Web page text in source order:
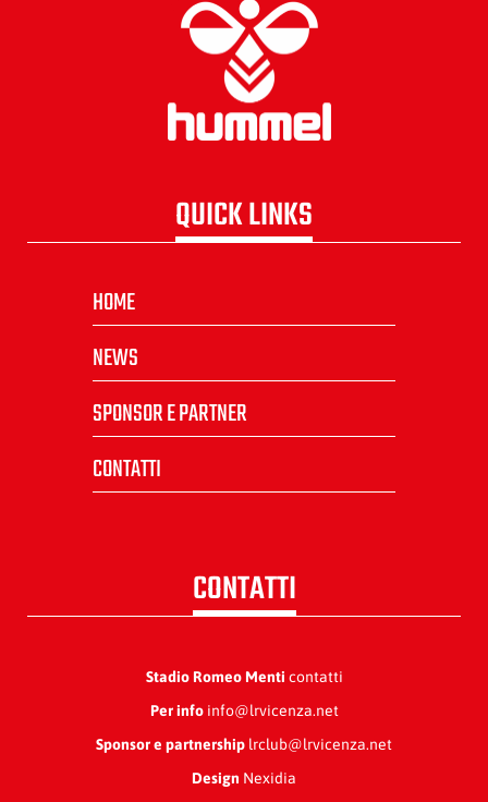
QUICK LINKS
HOME
NEWS
SPONSOR E PARTNER
CONTATTI
CONTATTI
Stadio Romeo Menti contatti
Per infoinfo@lrvicenza.net
Sponsor e partnership lrclub@lrvicenza.net
Design Nexidia